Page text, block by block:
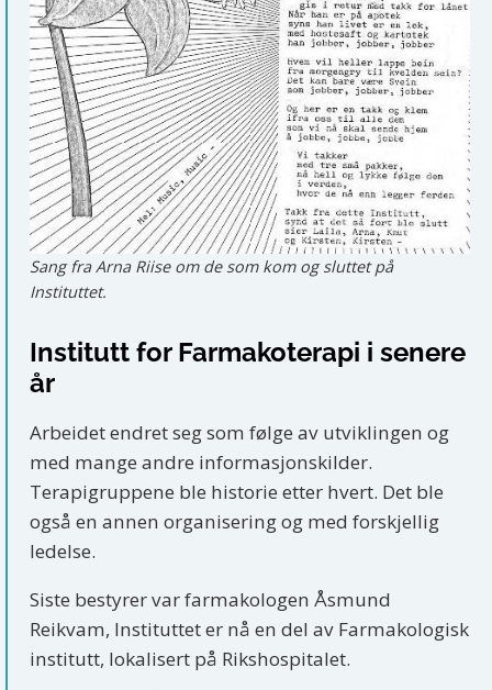
Sang fra Arna Riise om de som kom og sluttet på
Instituttet.
Institutt for Farmakoterapi i senere
år
Arbeidet endret seg som følge av utviklingen og
med mange andre informasjonskilder.
Terapigruppene ble historie etter hvert. Det ble
også en annen organisering og med forskjellig
ledelse.
Siste bestyrer var farmakologen Åsmund
Reikvam, Instituttet er nå en del av Farmakologisk
institutt, lokalisert på Rikshospitalet.